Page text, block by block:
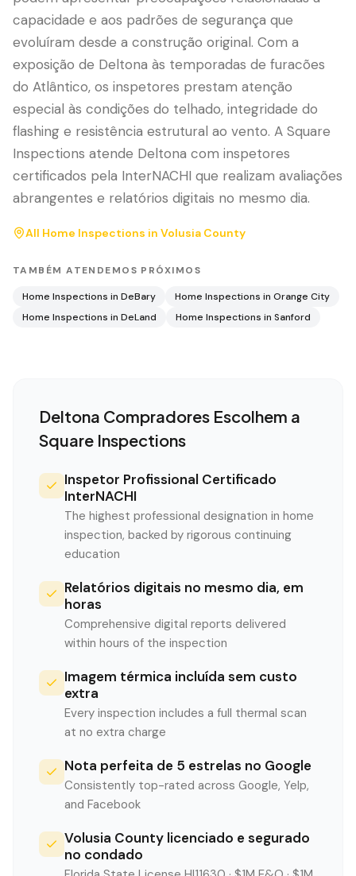
capacidade e aos padrões de segurança que
evoluíram desde a construção original. Com a
exposição de Deltona às temporadas de furacões
do Atlântico, os inspetores prestam atenção
especial às condições do telhado, integridade do
flashing e resistência estrutural ao vento. A Square
Inspections atende Deltona com inspetores
certificados pela InterNACHI que realizam avaliações
abrangentes e relatórios digitais no mesmo dia.
All Home Inspections in Volusia County
TAMBÉM ATENDEMOS PRÓXIMOS
Home Inspections in DeBary Home Inspections in Orange City
Home Inspections in DeLand Home Inspections in Sanford
Deltona Compradores Escolhem a
Square Inspections
Inspetor Profissional Certificado
InterNACHI
The highest professional designation in home
inspection, backed by rigorous continuing
education
Relatórios digitais no mesmo dia, em
horas
Comprehensive digital reports delivered
within hours of the inspection
Imagem térmica incluída sem custo
extra
Every inspection includes a full thermal scan
at no extra charge
Nota perfeita de 5 estrelas no Google
Consistently top-rated across Google, Yelp,
and Facebook
Volusia County licenciado e segurado
no condado